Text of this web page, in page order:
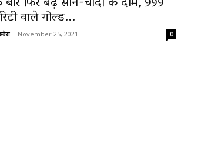
वाले गोल्ड...
- November 25, 2021 0